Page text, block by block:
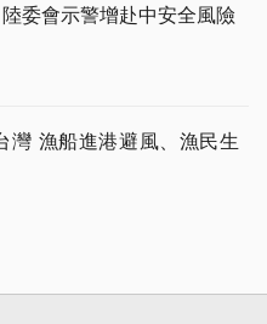
委會示警增赴中安全風險
灣 漁船進港避風、漁民生